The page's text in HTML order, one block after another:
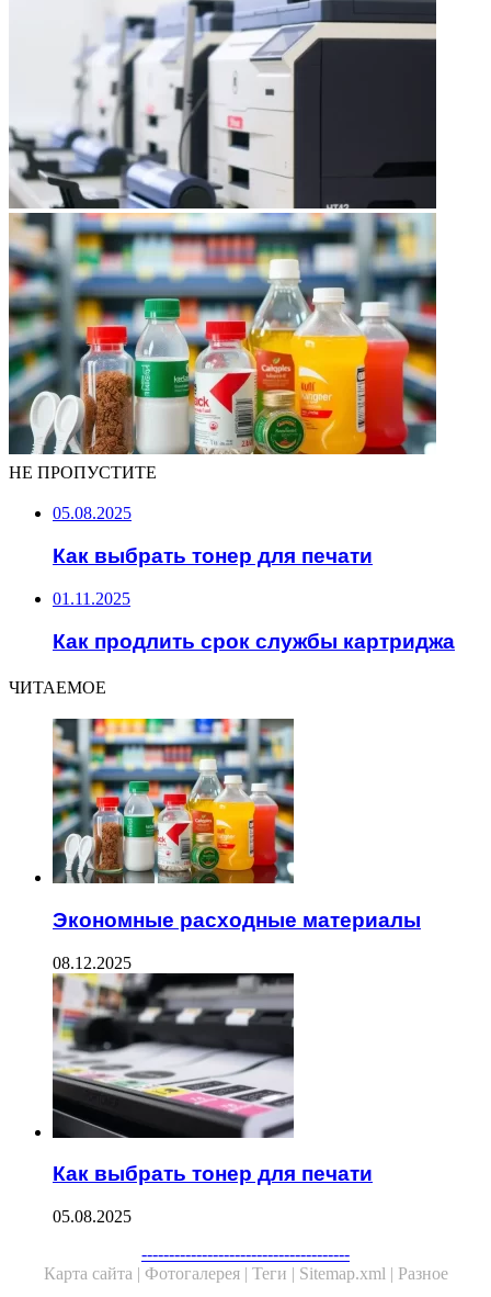
НЕ ПРОПУСТИТЕ
05.08.2025
Как выбрать тонер для печати
01.11.2025
Как продлить срок службы картриджа
ЧИТАЕМОЕ
Экономные расходные материалы
08.12.2025
Как выбрать тонер для печати
05.08.2025
--------------------------------------
Карта сайта | Фотогалерея | Теги | Sitemap.xml | Разное